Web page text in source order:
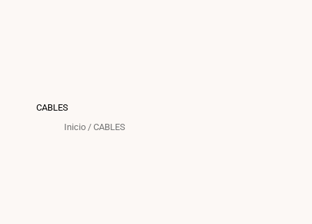
CABLES
Inicio / CABLES